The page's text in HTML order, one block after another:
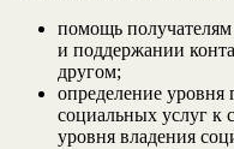
помощь
и поддержании
другом;
определение уровня
социальных услуг к
уровня владения